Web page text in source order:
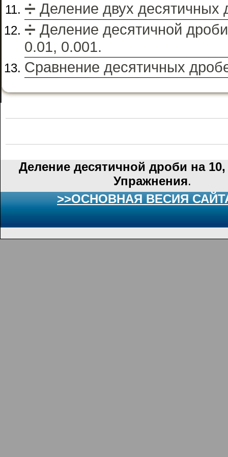
➗ Деление двух десятичных
➗ Деление десятичной
0.01, 0.001.
Сравнение десятичных
Деление десятичной дроби на 10,
Упражнения.
>>ОСНОВНАЯ ВЕСИЯ